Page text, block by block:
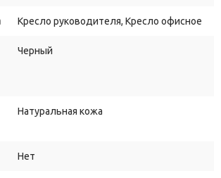
Кресло руководителя, Кресло офисное
Черный
Натуральная кожа
Нет